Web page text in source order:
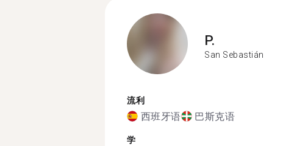
P.
San Sebastián
流利
西班牙语 巴斯克语
学